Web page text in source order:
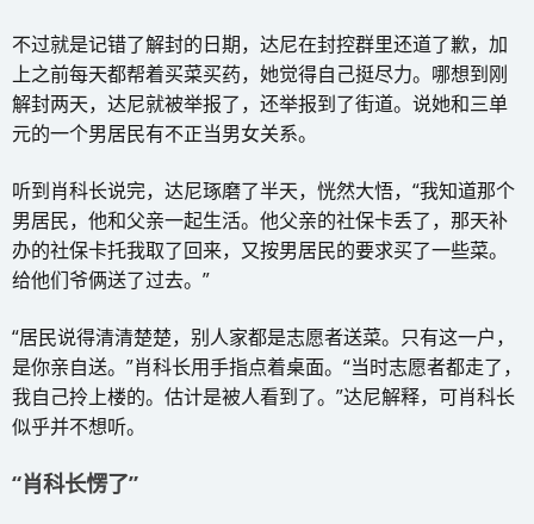
不过就是记错了解封的日期，达尼在封控群里还道了歉，加
上之前每天都帮着买菜买药，她觉得自己挺尽力。哪想到刚
解封两天，达尼就被举报了，还举报到了街道。说她和三单
元的一个男居民有不正当男女关系。
听到肖科长说完，达尼琢磨了半天，恍然大悟，“我知道那个
男居民，他和父亲一起生活。他父亲的社保卡丢了，那天补
办的社保卡托我取了回来，又按男居民的要求买了一些菜。
给他们爷俩送了过去。”
“居民说得清清楚楚，别人家都是志愿者送菜。只有这一户，
是你亲自送。”肖科长用手指点着桌面。“当时志愿者都走了，
我自己拎上楼的。估计是被人看到了。”达尼解释，可肖科长
似乎并不想听。
“肖科长愣了”